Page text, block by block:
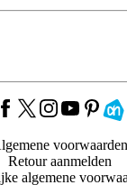
voorwaarden
Retour aanmelden
algemene